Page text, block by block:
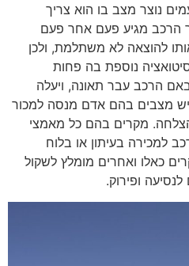
נוצר מצב בו הוא צריך
הרכב מגיע פעם אחר פעם
להוצאה לא משתלמת, ולכן
נוספת בה פחות
הרכב עבר תאונה, ויעלה
יש מצבים בהם אדם מנסה למכור
מקרים בהם כל מאמצי
למכירה בעיתון או בלוח
כאלו ואחרים מומלץ לשקול
ופירוק.